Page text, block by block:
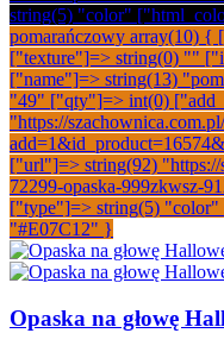
string(5) "color"
pomarańczowy array(10) {
["texture"]=> string(0) ""
["name"]=> string(13)
"49" ["qty"]=> int(0)
"https://
["url"]=> string(92) "https://
72299-opaska-999zkwsz-
["type"]=> string(5)
"#E07C12" }
Opaska na głowę